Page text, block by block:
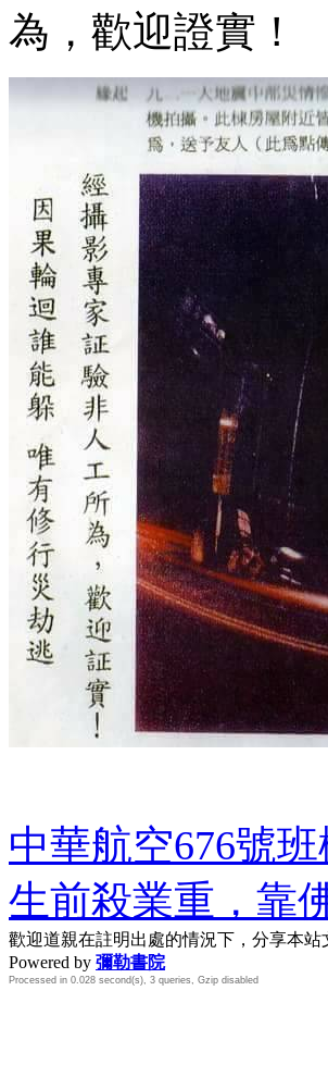
為，歡迎證實！
中華航空676號
生前殺業重，靠
歡迎道親在註明出處的情況下，分享本
Powered by 彌勒書院
Processed in 0.028 second(s), 3 queries, Gzip disabled